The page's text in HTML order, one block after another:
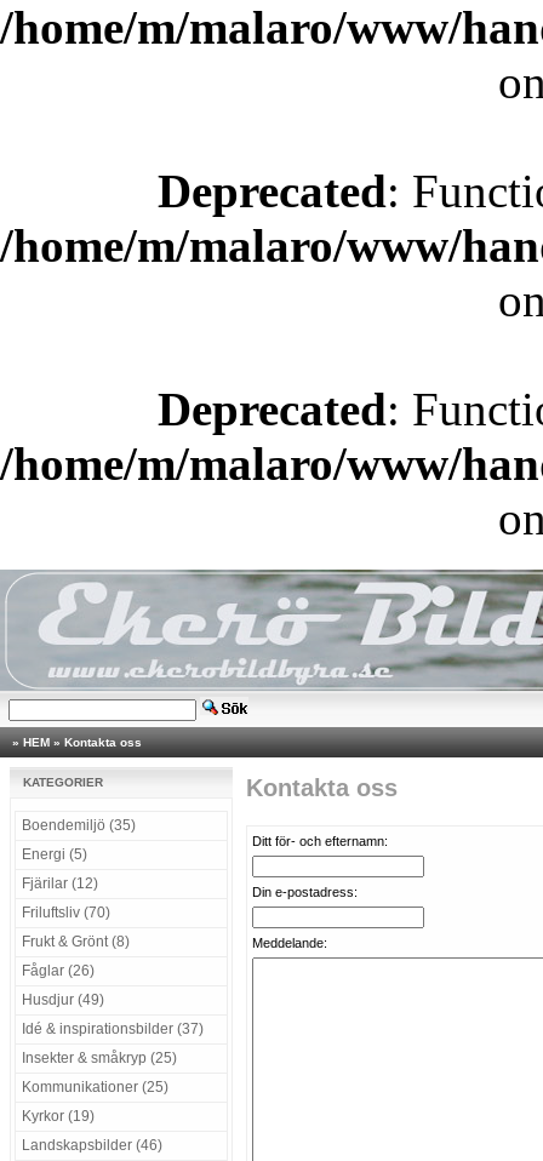
/home/m/malaro/www/
Deprecated:
/home/m/malaro/www/
Deprecated:
/home/m/malaro/www/
» HEM » Kontakta oss
KATEGORIER
Boendemiljö (35)
Energi (5)
Fjärilar (12)
Friluftsliv (70)
Frukt & Grönt (8)
Fåglar (26)
Husdjur (49)
Idé & inspirationsbilder (37)
Insekter & småkryp (25)
Kommunikationer (25)
Kyrkor (19)
Landskapsbilder (46)
Kontakta oss
Ditt för- och efternamn:
Din e-postadress:
Meddelande: